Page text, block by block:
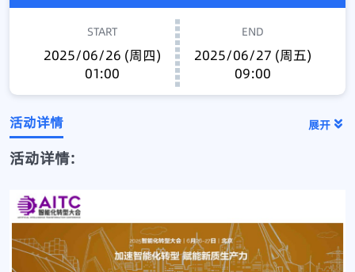
START
2025/06/26 (周四)
01:00
END
2025/06/27 (周五)
09:00
活动详情 展开
活动详情: